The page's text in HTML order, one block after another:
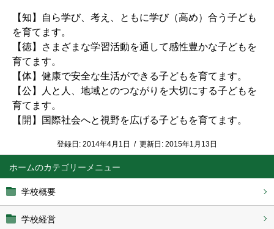
ホーム
学校概要
学校経営
【知】自ら学び、考え、ともに学び（高め）合う子ども
を育てます。
【徳】さまざまな学習活動を通して感性豊かな子どもを
育てます。
【体】健康で安全な生活ができる子どもを育てます。
【公】人と人、地域とのつながりを大切にする子どもを
育てます。
【開】国際社会へと視野を広げる子どもを育てます。
登録日: 2014年4月1日 / 更新日: 2015年1月13日